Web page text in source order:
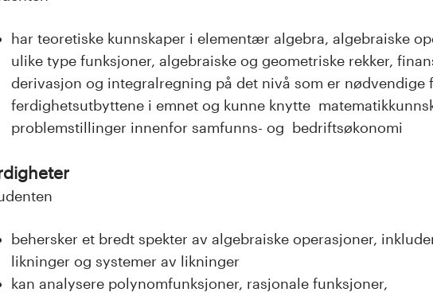
har teoretiske kunnskaper i elementær algebra, algebraiske
ulike type funksjoner, algebraiske og geometriske rekker,
derivasjon og integralregning på det nivå som er nødvendige
ferdighetsutbyttene i emnet og kunne knytte
problemstillinger innenfor samfunns- og bedriftsøkonomi
behersker et bredt spekter av algebraiske operasjoner,
likninger og systemer av likninger
kan analysere polynomfunksjoner, rasjonale funksjoner,